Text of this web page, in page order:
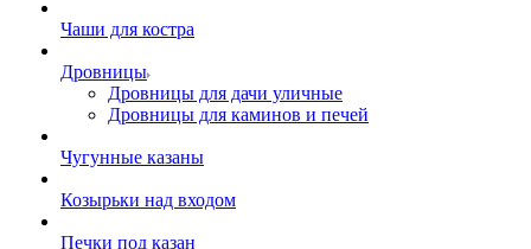
Чаши для костра
Дровницы
Дровницы для дачи уличные
Дровницы для каминов и печей
Чугунные казаны
Козырьки над входом
Печки под казан